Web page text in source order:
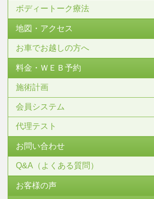
ボディートーク療法
地図・アクセス
お車でお越しの方へ
料金・ＷＥＢ予約
施術計画
会員システム
代理テスト
お問い合わせ
Q&A（よくある質問）
お客様の声